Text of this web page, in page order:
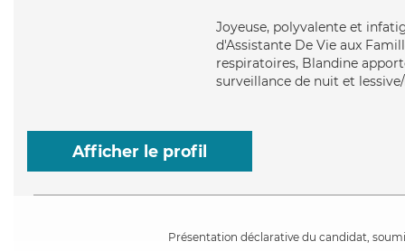
Joyeuse, polyvalente et
d'Assistante De Vie aux
respiratoires, Blandine
surveillance de nuit et
Afficher le profil
Présentation déclarative du candidat,